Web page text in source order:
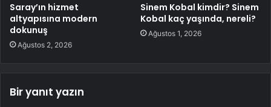
Saray’ın hizmet
altyapısına modern
dokunuş
Ağustos 2, 2026
Sinem Kobal kimdir? Sinem
Kobal kaç yaşında, nereli?
Ağustos 1, 2026
Bir yanıt yazın